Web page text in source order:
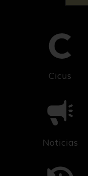
Cicus
Noticias